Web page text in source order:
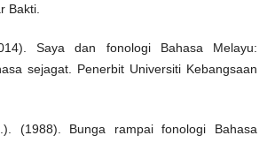
Bakti.
Saya dan fonologi Bahasa Melayu:
sejagat. Penerbit Universiti Kebangsaan
(1988). Bunga rampai fonologi Bahasa